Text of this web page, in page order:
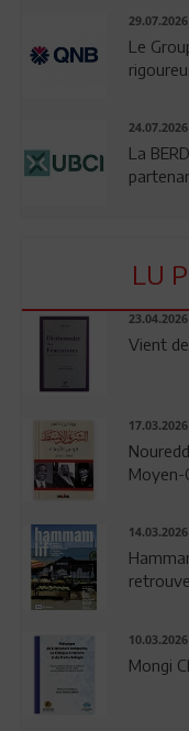
29.07.2026
Le
24.07.2026
La
LU
23.04.2026
Vient
17.03.2026
Moyen-
14.03.2026
10.03.2026
Mongi